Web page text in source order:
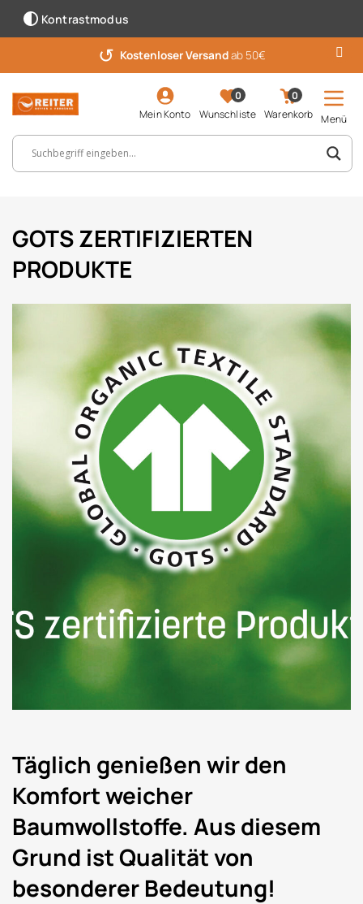
Kontrastmodus
↺ Kostenloser Versandab 50€
Mein Konto
0
Wunschliste
0
Warenkorb
Menü
Suchbegriff, Artikelnummer ...
GOTS ZERTIFIZIERTEN
PRODUKTE
Täglich genießen wir den
Komfort weicher
Baumwollstoffe. Aus diesem
Grund ist Qualität von
besonderer Bedeutung!